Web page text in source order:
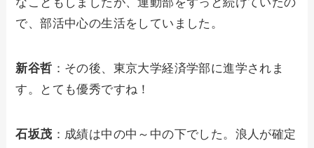
で、部活中心の生活をしていました。
新谷哲 ：その後、東京大学経済学部に進学されま
す。とても優秀ですね！
石坂茂 ：成績は中の中～中の下でした。浪人が確定